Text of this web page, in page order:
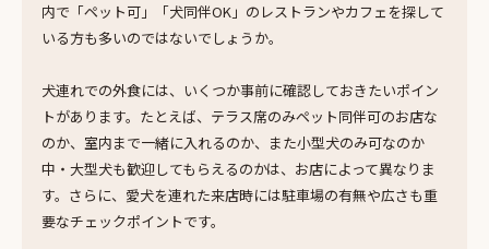
内で「ペット可」「犬同伴OK」のレストランやカフェを探して
いる方も多いのではないでしょうか。
犬連れでの外食には、いくつか事前に確認しておきたいポイン
トがあります。たとえば、テラス席のみペット同伴可のお店な
のか、室内まで一緒に入れるのか、また小型犬のみ可なのか
中・大型犬も歓迎してもらえるのかは、お店によって異なりま
す。さらに、愛犬を連れた来店時には駐車場の有無や広さも重
要なチェックポイントです。